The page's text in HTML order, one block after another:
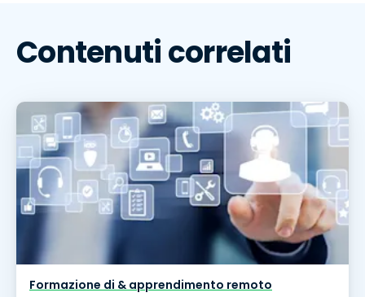
Contenuti correlati
Formazione di & apprendimento remoto